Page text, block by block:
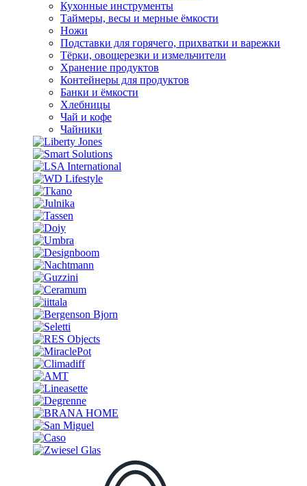
Кухонные инструменты
Таймеры, весы и мерные ёмкости
Ножи
Подставки для горячего, прихватки и варежки
Тёрки, овощерезки и измельчители
Хранение продуктов
Контейнеры для продуктов
Банки и ёмкости
Хлебницы
Чай и кофе
Чайники